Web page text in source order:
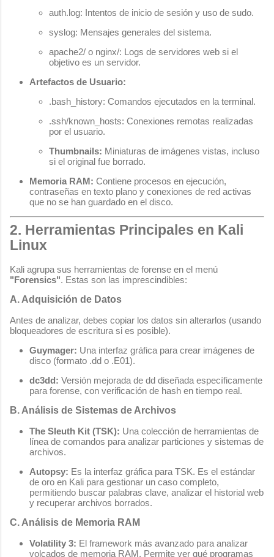
auth.log: Intentos de inicio de sesión y uso de sudo.
syslog: Mensajes generales del sistema.
apache2/ o nginx/: Logs de servidores web si el
objetivo es un servidor.
Artefactos de Usuario:
.bash_history: Comandos ejecutados en la terminal.
.ssh/known_hosts: Conexiones remotas realizadas
por el usuario.
Thumbnails: Miniaturas de imágenes vistas, incluso
si el original fue borrado.
Memoria RAM: Contiene procesos en ejecución,
contraseñas en texto plano y conexiones de red activas
que no se han guardado en el disco.
2. Herramientas Principales en Kali
Linux
Kali agrupa sus herramientas de forense en el menú
"Forensics". Estas son las imprescindibles:
A. Adquisición de Datos
Antes de analizar, debes copiar los datos sin alterarlos (usando
bloqueadores de escritura si es posible).
Guymager: Una interfaz gráfica para crear imágenes de
disco (formato .dd o .E01).
dc3dd: Versión mejorada de dd diseñada específicamente
para forense, con verificación de hash en tiempo real.
B. Análisis de Sistemas de Archivos
The Sleuth Kit (TSK): Una colección de herramientas de
línea de comandos para analizar particiones y sistemas de
archivos.
Autopsy: Es la interfaz gráfica para TSK. Es el estándar
de oro en Kali para gestionar un caso completo,
permitiendo buscar palabras clave, analizar el historial web
y recuperar archivos borrados.
C. Análisis de Memoria RAM
Volatility 3: El framework más avanzado para analizar
volcados de memoria RAM. Permite ver qué programas